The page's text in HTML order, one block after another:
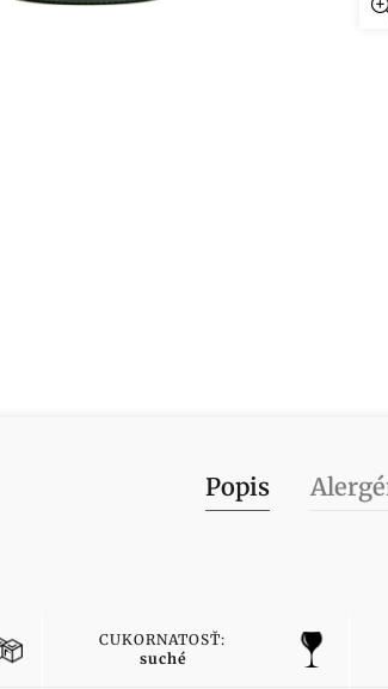
Popis
CUKORNATOSŤ:
suché